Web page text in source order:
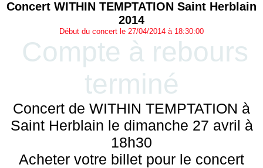
Concert WITHIN TEMPTATION Saint Herblain
2014
Début du concert le 27/04/2014 à 18:30:00
Compte à rebours
terminé
Concert de WITHIN TEMPTATION à
Saint Herblain le dimanche 27 avril à
18h30
Acheter votre billet pour le concert